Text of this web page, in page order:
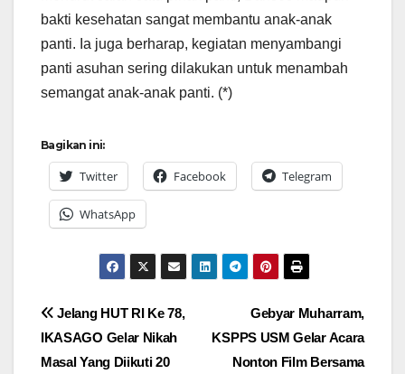
bakti kesehatan sangat membantu anak-anak
panti. Ia juga berharap, kegiatan menyambangi
panti asuhan sering dilakukan untuk menambah
semangat anak-anak panti. (*)
Bagikan ini:
Twitter Facebook Telegram
WhatsApp
Navigasi
pos
Gebyar Muharram,
KSPPS USM Gelar Acara
Nonton Film Bersama
Jelang HUT RI Ke 78,
IKASAGO Gelar Nikah
Masal Yang Diikuti 20